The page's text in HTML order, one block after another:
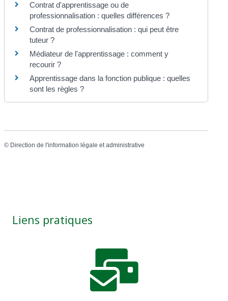
Contrat d'apprentissage ou de
professionnalisation : quelles différences ?
Contrat de professionnalisation : qui peut être
tuteur ?
Médiateur de l'apprentissage : comment y
recourir ?
Apprentissage dans la fonction publique : quelles
sont les règles ?
© Direction de l'information légale et administrative
Liens pratiques